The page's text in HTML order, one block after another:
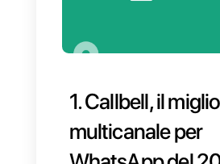
Un CRM per
utilizzato